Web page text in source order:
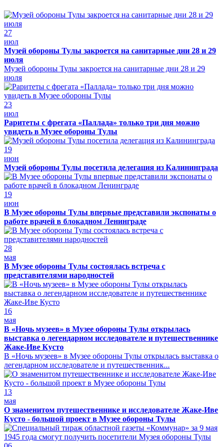
27
июл
Музей обороны Тулы закроется на санитарные дни 28 и 29
июля
Музей обороны Тулы закроется на санитарные дни 28 и 29
июля
23
июл
Раритеты с фрегата «Паллада» только три дня можно
увидеть в Музее обороны Тулы
19
июн
Музей обороны Тулы посетила делегация из Калининграда
19
июн
В Музее обороны Тулы впервые представили экспонаты о
работе врачей в блокадном Ленинграде
28
мая
В Музее обороны Тулы состоялась встреча с
представителями народностей
16
мая
В «Ночь музеев» в Музее обороны Тулы открылась
выставка о легендарном исследователе и путешественнике
Жаке-Иве Кусто
В «Ночь музеев» в Музее обороны Тулы открылась выставка о
легендарном исследователе и путешественник...
13
мая
О знаменитом путешественнике и исследователе Жаке-Иве
Кусто - большой проект в Музее обороны Тулы